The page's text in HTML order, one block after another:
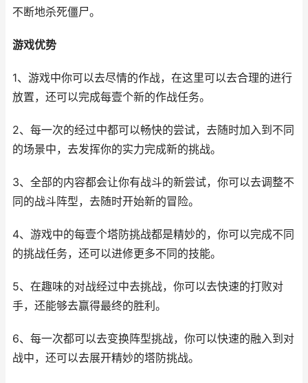
不断地杀死僵尸。
游戏优势
1、游戏中你可以去尽情的作战，在这里可以去合理的进行
放置，还可以完成每壹个新的作战任务。
2、每一次的经过中都可以畅快的尝试，去随时加入到不同
的场景中，去发挥你的实力完成新的挑战。
3、全部的内容都会让你有战斗的新尝试，你可以去调整不
同的战斗阵型，去随时开始新的冒险。
4、游戏中的每壹个塔防挑战都是精妙的，你可以完成不同
的挑战任务，还可以进修更多不同的技能。
5、在趣味的对战经过中去挑战，你可以去快速的打败对
手，还能够去赢得最终的胜利。
6、每一次都可以去变换阵型挑战，你可以快速的融入到对
战中，还可以去展开精妙的塔防挑战。